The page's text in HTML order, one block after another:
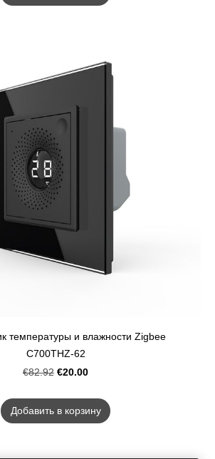
температуры и влажности Zigbee
C700THZ-62
€82.92 €20.00
Добавить в корзину